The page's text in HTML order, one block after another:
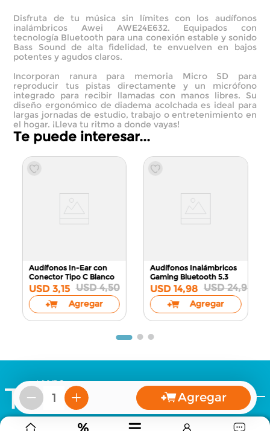
＋
－ Agregar
Disfruta de tu música sin límites con los audífonos
inalámbricos Awei AWE24E632. Equipados con
tecnología Bluetooth para una conexión estable y sonido
Bass Sound de alta fidelidad, te envuelven en bajos
potentes y agudos claros.
Incorporan ranura para memoria Micro SD para
reproducir tus pistas directamente y un micrófono
integrado para recibir llamadas con manos libres. Su
diseño ergonómico de diadema acolchada es ideal para
largas jornadas de estudio, trabajo o entretenimiento en
el hogar. ¡Lleva tu ritmo a donde vayas!
Te puede interesar...
Audífonos In-Ear con
Conector Tipo C Blanco
USD 3,15 USD 4,50
Agregar
Audífonos Inalámbricos
Gaming Bluetooth 5.3
USD 14,98 USD 24,98
Agregar
Contacto & Redes Sociales
Terminos & Condiciones